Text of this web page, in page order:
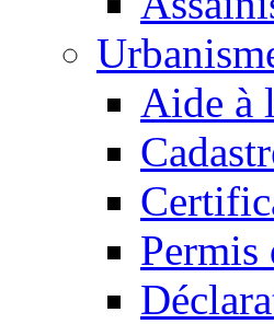
Aide à
Permis